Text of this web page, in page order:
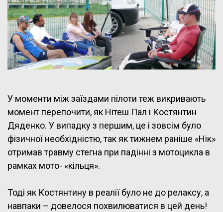
У моменти між заїздами пілоти теж викривають
момент перепочити, як Нітеш Пал і Костянтин
Дяденко. У випадку з першим, це і зовсім було
фізичної необхідністю, так як тижнем раніше «Нік»
отримав травму стегна при падінні з мотоцикла в
рамках мото- «кільця».
Тоді як Костянтину в реалії було не до релаксу, а
навпаки – довелося похвилюватися в цей день!